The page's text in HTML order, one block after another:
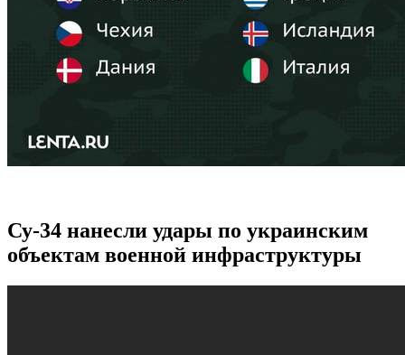
Су-34 нанесли удары по украинским
объектам военной инфраструктуры